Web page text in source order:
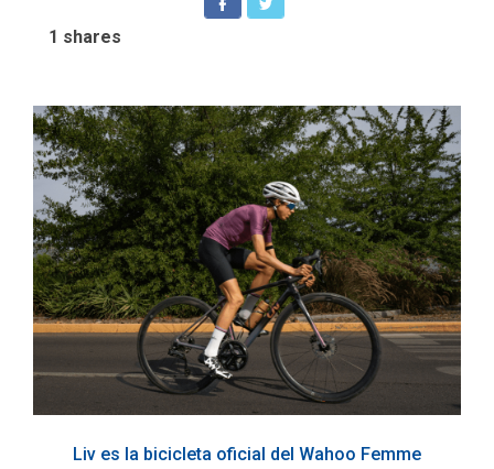
1 shares
Liv es la bicicleta oficial del Wahoo Femme